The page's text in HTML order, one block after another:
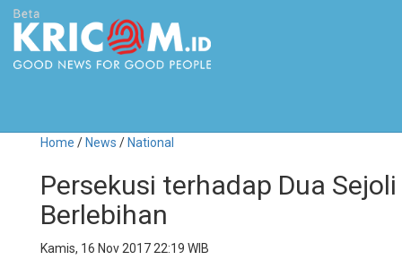
Home / News / National
Persekusi terhadap Dua
Berlebihan
Kamis, 16 Nov 2017 22:19 WIB